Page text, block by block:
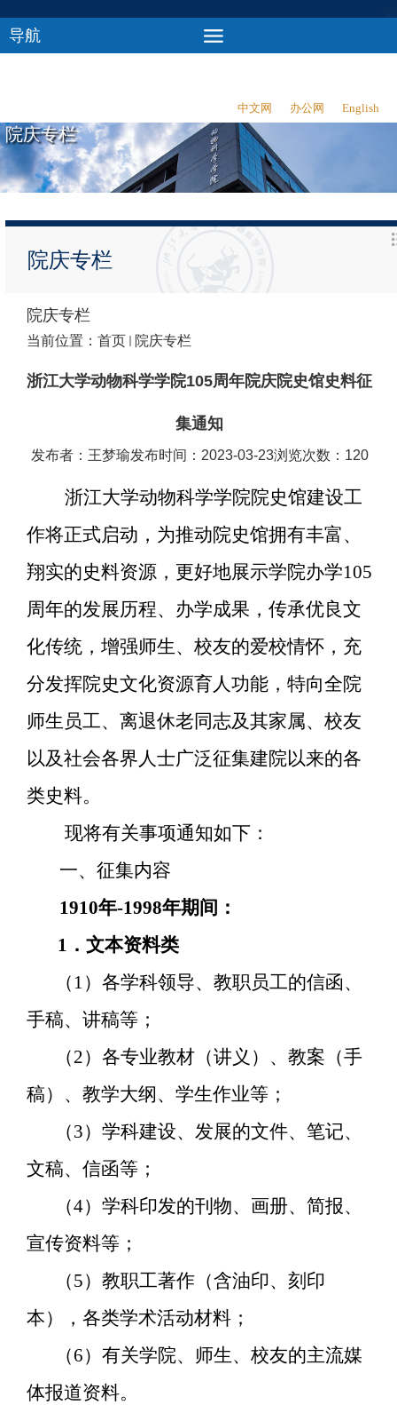
中文网 办公网 English
导航
院庆专栏
院庆专栏
院庆专栏
当前位置： 首页 院庆专栏
浙江大学动物科学学院105周年院庆院史馆史料征
集通知
发布者：王梦瑜发布时间：2023-03-23浏览次数： 120
浙江大学动物科学学院院史馆建设工
作将正式启动，为推动院史馆拥有丰富、
翔实的史料资源，更好地展示学院办学105
周年的发展历程、办学成果，传承优良文
化传统，增强师生、校友的爱校情怀，充
分发挥院史文化资源育人功能，特向全院
师生员工、离退休老同志及其家属、校友
以及社会各界人士广泛征集建院以来的各
类史料。
现将有关事项通知如下：
一、征集内容
1910年-1998年期间：
1 ．文本资料类
（ 1 ）各学科领导、教职员工的信函、
手稿、讲稿等；
（2）各专业教材 （讲义）、教案（手
稿）、教学大纲、学生作业等；
（3）学科建设、发展的文件、笔记、
文稿、信函等；
（4）学科印发的刊物、画册、简报、
宣传资料等；
（5）教职工著作（含油印、刻印
本），各类学术活动材料；
（6）有关学院、师生、校友的主流媒
体报道资料。